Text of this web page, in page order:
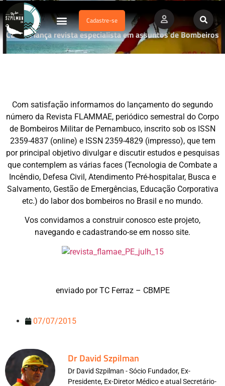
Cadastre-se
CBMPE lança revista especialista em assuntos de Bombeiros
Com satisfação informamos do lançamento do segundo
número da Revista FLAMMAE, periódico semestral do Corpo
de Bombeiros Militar de Pernambuco, inscrito sob os ISSN
2359-4837 (online) e ISSN 2359-4829 (impresso), que tem
por principal objetivo divulgar e discutir estudos e pesquisas
que contemplem as várias faces (Tecnologia de Combate a
Incêndio, Defesa Civil, Atendimento Pré-hospitalar, Busca e
Salvamento, Gestão de Emergências, Educação Corporativa
etc.) do labor dos bombeiros no Brasil e no mundo.
Vos convidamos a construir conosco este projeto,
navegando e cadastrando-se em nosso site.
enviado por TC Ferraz – CBMPE
07/07/2015
Dr David Szpilman
Dr David Szpilman - Sócio Fundador, Ex-
Presidente, Ex-Diretor Médico e atual Secretário-